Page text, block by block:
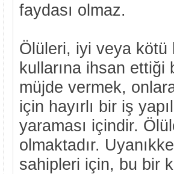
faydası olmaz.
Ölüleri, iyi veya kötü
kullarına ihsan
müjde vermek,
için hayırlı bir iş
yaraması içindir.
olmaktadır.
sahipleri için, bu bir